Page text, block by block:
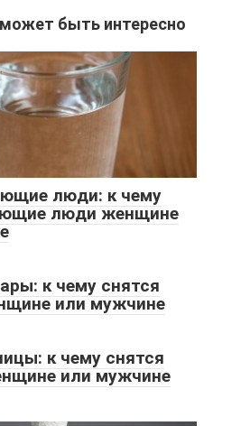
быть интересно
люди: к чему
люди женщине
к чему снятся
или мужчине
к чему снятся
или мужчине